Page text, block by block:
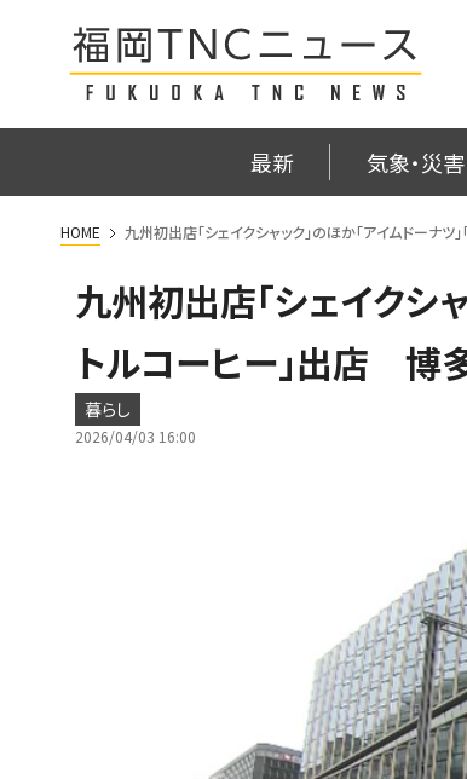
最新 気象・災害
HOME 九州初出店「シェイクシャック」のほか「アイムドーナ
九州初出店「シェイクシ
トルコーヒー」出店 博
暮らし
2026/04/03 16:00